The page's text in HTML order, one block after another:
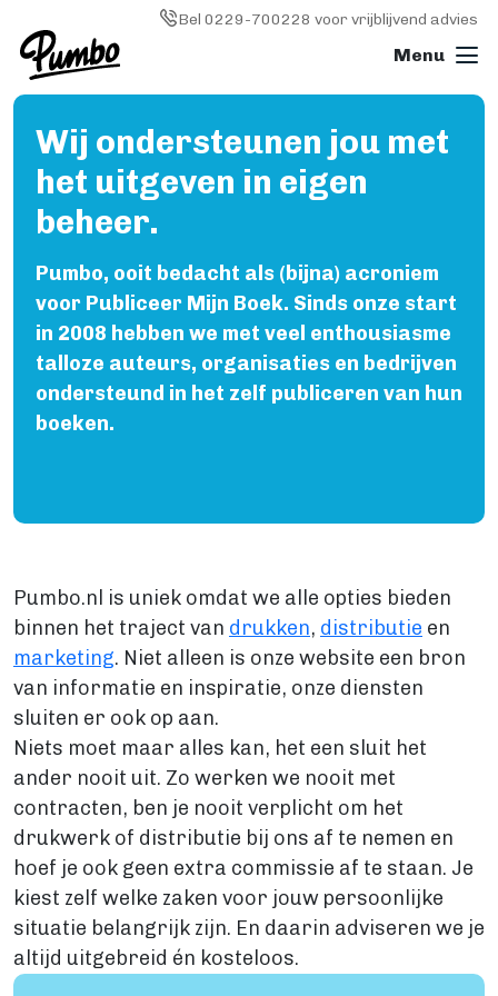
Skip to main contentBel 0229-700228 voor vrijblijvend advies
Image
Boek drukken
ALGEMEEN
Boek drukken
Softcover (paperback)
Hardcover
Wire-o (ringband)
Fotoboek
Papiersoorten
Kosten
KLEINE OPLAGE DRUKKEN
Levertijden
Hoe werkt offset drukken
Levertijden
Boek uitgeven
ALGEMEEN
Boek uitgeven
ISBN aanvragen
Boek distributie
Kosten
Boek uitgeven via Bol.com
Boek uitgeven via Centraal Boekhuis
Boek uitgeven via Managementboek.nl
Stappenplan
Wij ondersteunen jou met
het uitgeven in eigen
beheer.
Pumbo, ooit bedacht als (bijna) acroniem
voor Publiceer Mijn Boek. Sinds onze start
in 2008 hebben we met veel enthousiasme
talloze auteurs, organisaties en bedrijven
ondersteund in het zelf publiceren van hun
boeken.
Pumbo.nl is uniek omdat we alle opties bieden
binnen het traject van drukken, distributie en
marketing. Niet alleen is onze website een bron
van informatie en inspiratie, onze diensten
sluiten er ook op aan.
Niets moet maar alles kan, het een sluit het
ander nooit uit. Zo werken we nooit met
contracten, ben je nooit verplicht om het
drukwerk of distributie bij ons af te nemen en
hoef je ook geen extra commissie af te staan. Je
kiest zelf welke zaken voor jouw persoonlijke
situatie belangrijk zijn. En daarin adviseren we je
altijd uitgebreid én kosteloos.